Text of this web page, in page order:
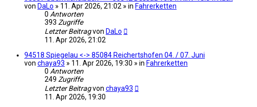
von DaLo » 11. Apr 2026, 21:02 » in Fahrerketten
0 Antworten
393 Zugriffe
Letzter Beitragvon DaLo
11. Apr 2026, 21:02
94518 Spiegelau <-> 85084 Reichertshofen 04. / 07. Juni
von chaya93 » 11. Apr 2026, 19:30 » in Fahrerketten
0 Antworten
249 Zugriffe
Letzter Beitragvon chaya93
11. Apr 2026, 19:30